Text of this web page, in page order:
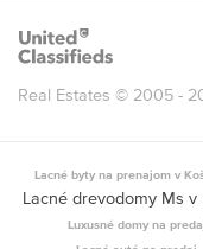
Real Estates © 2005 -
Lacné byty na prenajom v
Lacné drevodomy Ms
Luxusné domy na